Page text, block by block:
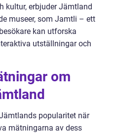
kultur, erbjuder Jämtland
museer, som Jamtli – ett
kan utforska
utställningar och
om
popularitet när
mätningarna av dess